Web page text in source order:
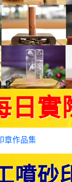
日實
章作品集
噴砂